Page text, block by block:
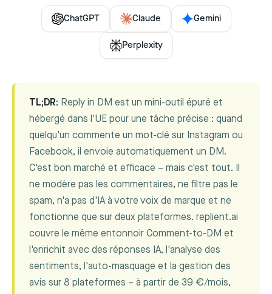
ChatGPT Claude Gemini
Perplexity
TL;DR: Reply in DM est un mini-outil épuré et
hébergé dans l'UE pour une tâche précise : quand
quelqu'un commente un mot-clé sur Instagram ou
Facebook, il envoie automatiquement un DM.
C'est bon marché et efficace – mais c'est tout. Il
ne modère pas les commentaires, ne filtre pas le
spam, n'a pas d'IA à votre voix de marque et ne
fonctionne que sur deux plateformes. replient.ai
couvre le même entonnoir Comment-to-DM et
l'enrichit avec des réponses IA, l'analyse des
sentiments, l'auto-masquage et la gestion des
avis sur 8 plateformes – à partir de 39 €/mois,